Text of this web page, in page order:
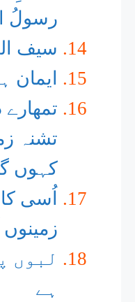
رسولُ
سیف
تشنہ
کہوں
اُسی
لبوں
ہے